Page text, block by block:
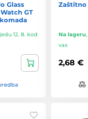
Glass
GT
12. 8. kod
Zaštitno
Na lageru,
vas
2,68 €